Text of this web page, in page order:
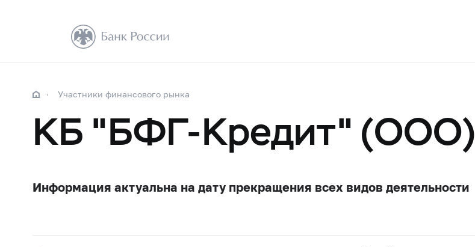
Участники финансового рынка
КБ "БФГ-Кредит" (ООО)
Информация актуальна на дату прекращения всех видов деятельности